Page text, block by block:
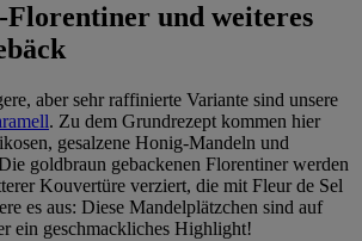
und weiteres
aber sehr raffinierte Variante sind unsere
. Zu dem Grundrezept kommen hier
gesalzene Honig-Mandeln und
goldbraun gebackenen Florentiner werden
Kouvertüre verziert, die mit Fleur de Sel
es aus: Diese Mandelplätzchen sind auf
ein geschmackliches Highlight!